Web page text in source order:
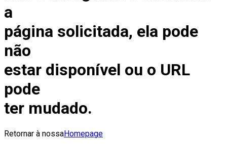
a
página solicitada, ela pode
não
estar disponível ou o URL
pode
ter mudado.
Retornar à nossaHomepage